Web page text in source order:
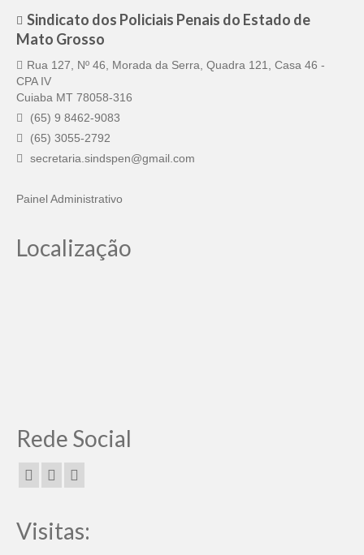
Sindicato dos Policiais Penais do Estado de
Mato Grosso
Rua 127, Nº 46, Morada da Serra, Quadra 121, Casa 46 -
CPA IV
Cuiaba MT 78058-316
(65) 9 8462-9083
(65) 3055-2792
secretaria.sindspen@gmail.com
Painel Administrativo
Localização
Rede Social
Visitas: